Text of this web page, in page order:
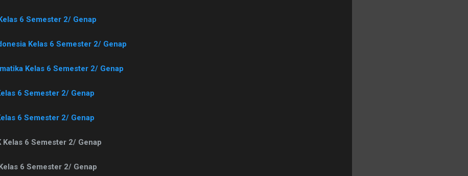
6 Semester 2/ Genap
Kelas 6 Semester 2/ Genap
Kelas 6 Semester 2/ Genap
6 Semester 2/ Genap
6 Semester 2/ Genap
Kelas 6 Semester 2/ Genap
6 Semester 2/ Genap